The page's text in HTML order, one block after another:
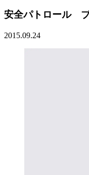
安全パトロール ブ
2015.09.24